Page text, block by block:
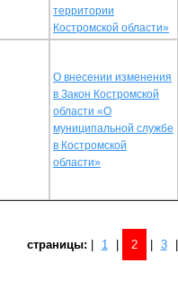
территории
Костромской области»
О внесении изменения
в Закон Костромской
области «О
муниципальной службе
в Костромской
области»
cтраницы: | 1 | 2 | 3